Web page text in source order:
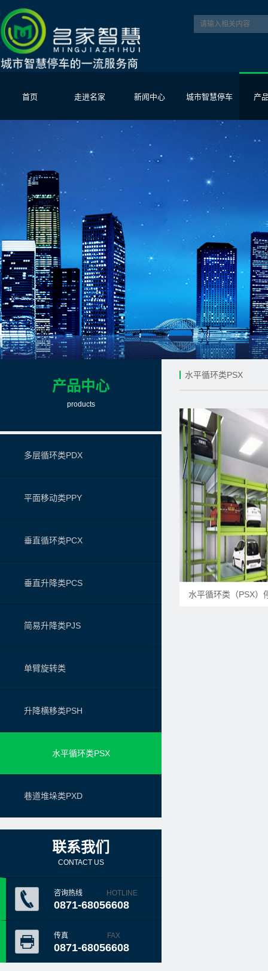
首页 走进名家 新闻中心 城市智慧停车 产
产品中心
products
多层循环类PDX
平面移动类PPY
垂直循环类PCX
垂直升降类PCS
简易升降类PJS
单臂旋转类
升降横移类PSH
水平循环类PSX
巷道堆垛类PXD
联系我们
CONTACT US
咨询热线 HOTLINE
0871-68056608
传真 FAX
0871-68056608
水平循环类PSX
水平循环类（PSX）